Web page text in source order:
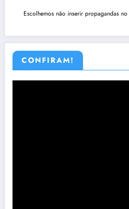
Escolhemos não inserir propagandas
CONFIRAM!